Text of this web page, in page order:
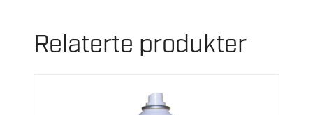
Relaterte produkter